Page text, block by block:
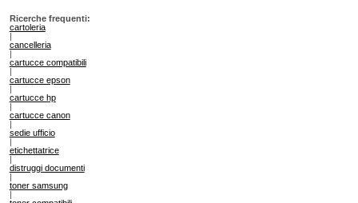
Ricerche frequenti:
cartoleria
|
cancelleria
|
cartucce compatibili
|
cartucce epson
|
cartucce hp
|
cartucce canon
|
sedie ufficio
|
etichettatrice
|
distruggi documenti
|
toner samsung
|